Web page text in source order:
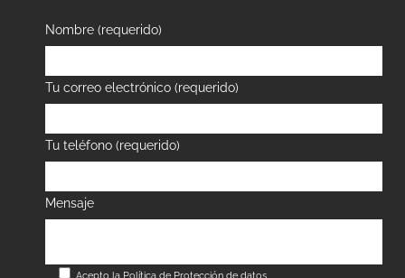
Nombre (requerido)
Tu correo electrónico (requerido)
Tu teléfono (requerido)
Mensaje